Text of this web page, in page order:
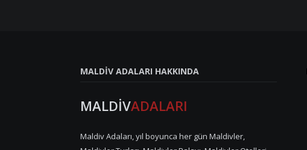
MALDIV ADALARI HAKKINDA
MALDİVADALARI
Maldiv Adaları, yıl boyunca her gün Maldivler,